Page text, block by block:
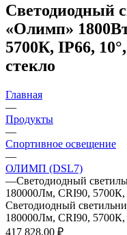
Светодиодный
«Олимп»
5700К, IP66,
стекло
Главная
—
Продукты
—
Спортивное освещение
—
ОЛИМП (DSL7)
—Светодиодный
180000Лм, CRI90, 5700К,
Светодиодный
180000Лм, CRI90, 5700К,
417 828.00 ₽